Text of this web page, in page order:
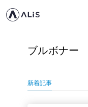
ブルボナー
新着記事